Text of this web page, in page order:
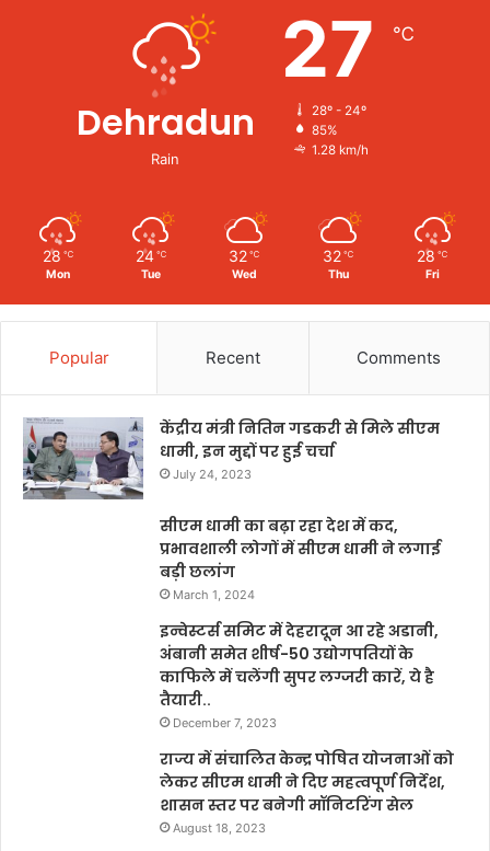
Dehradun
Rain
27 ℃
28º - 24º
85%
1.28 km/h
28 ℃
Mon
24 ℃
Tue
32 ℃
Wed
32 ℃
Thu
28 ℃
Fri
Popular Recent Comments
केंद्रीय मंत्री नितिन गडकरी से मिले सीएम
धामी, इन मुद्दों पर हुई चर्चा
July 24, 2023
सीएम धामी का बढ़ा रहा देश में कद,
प्रभावशाली लोगों में सीएम धामी ने लगाई
बड़ी छलांग
March 1, 2024
इन्वेस्टर्स समिट में देहरादून आ रहे अडानी,
अंबानी समेत शीर्ष-50 उद्योगपतियों के
काफिले में चलेंगी सुपर लग्जरी कारें, ये है
तैयारी..
December 7, 2023
राज्य में संचालित केन्द्र पोषित योजनाओं को
लेकर सीएम धामी ने दिए महत्वपूर्ण निर्देश,
शासन स्तर पर बनेगी मॉनिटरिंग सेल
August 18, 2023